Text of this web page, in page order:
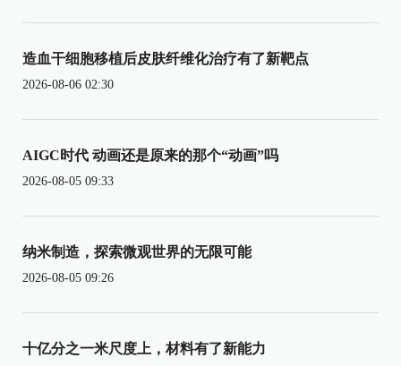
造血干细胞移植后皮肤纤维化治疗有了新靶点
2026-08-06 02:30
AIGC时代 动画还是原来的那个“动画”吗
2026-08-05 09:33
纳米制造，探索微观世界的无限可能
2026-08-05 09:26
十亿分之一米尺度上，材料有了新能力